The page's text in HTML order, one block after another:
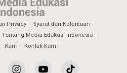
Privacy
Syarat dan Ketentuan
Tentang Media Edukasi Indonesia
Karir Kontak Kami